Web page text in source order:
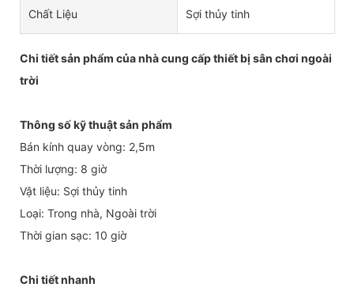
Chất Liệu Sợi thủy tinh
Chi tiết sản phẩm của nhà cung cấp thiết bị sân chơi ngoài
trời
Thông số kỹ thuật sản phẩm
Bán kính quay vòng: 2,5m
Thời lượng: 8 giờ
Vật liệu: Sợi thủy tinh
Loại: Trong nhà, Ngoài trời
Thời gian sạc: 10 giờ
Chi tiết nhanh